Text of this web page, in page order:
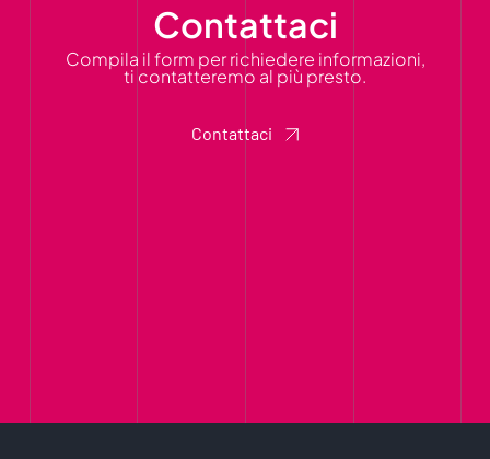
Contattaci
Compila il form per richiedere informazioni,
ti contatteremo al più presto.
Contattaci